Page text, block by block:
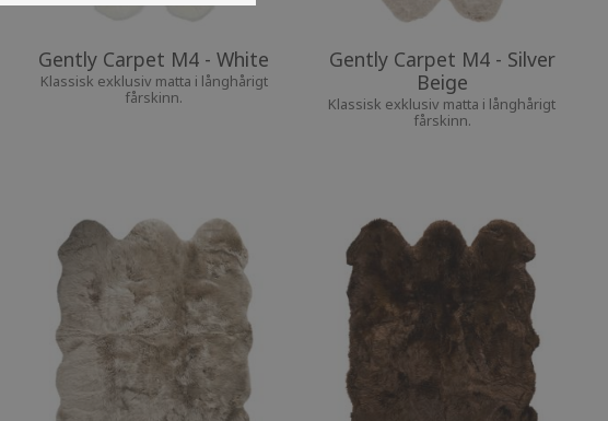
Gently Carpet M4 - White
Klassisk exklusiv matta i långhårigt
fårskinn.
Gently Carpet M4 - Silver
Beige
Klassisk exklusiv matta i långhårigt
fårskinn.